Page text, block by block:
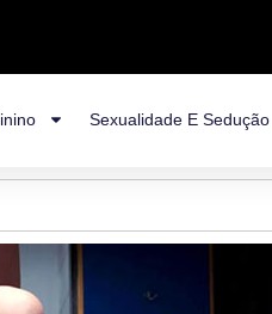
Sexualidade E Sedução